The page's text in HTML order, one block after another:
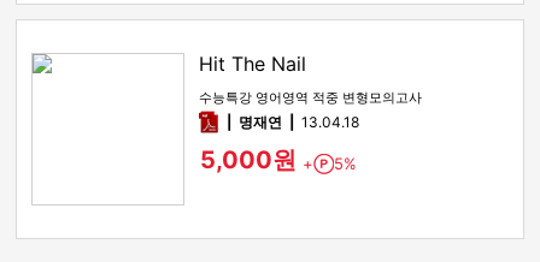
Hit The Nail
수능특강 영어영역 적중 변형모의고사
pdf명재연 13.04.18
5,000원 + Point
5%